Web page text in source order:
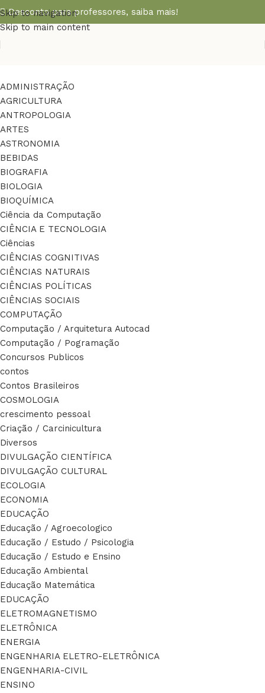
Skip to navigation
Skip to main content
Desconto para professores, saiba mais!
ADMINISTRAÇÃO
AGRICULTURA
ANTROPOLOGIA
ARTES
ASTRONOMIA
BEBIDAS
BIOGRAFIA
BIOLOGIA
BIOQUÍMICA
Ciência da Computação
CIÊNCIA E TECNOLOGIA
Ciências
CIÊNCIAS COGNITIVAS
CIÊNCIAS NATURAIS
CIÊNCIAS POLÍTICAS
CIÊNCIAS SOCIAIS
COMPUTAÇÃO
Computação / Arquitetura Autocad
Computação / Pogramação
Concursos Publicos
contos
Contos Brasileiros
COSMOLOGIA
crescimento pessoal
Criação / Carcinicultura
Diversos
DIVULGAÇÃO CIENTÍFICA
DIVULGAÇÃO CULTURAL
ECOLOGIA
ECONOMIA
EDUCAÇÃO
Educação / Agroecologico
Educação / Estudo / Psicologia
Educação / Estudo e Ensino
Educação Ambiental
Educação Matemática
EDUCAÇÃO
ELETROMAGNETISMO
ELETRÔNICA
ENERGIA
ENGENHARIA ELETRO-ELETRÔNICA
ENGENHARIA-CIVIL
ENSINO